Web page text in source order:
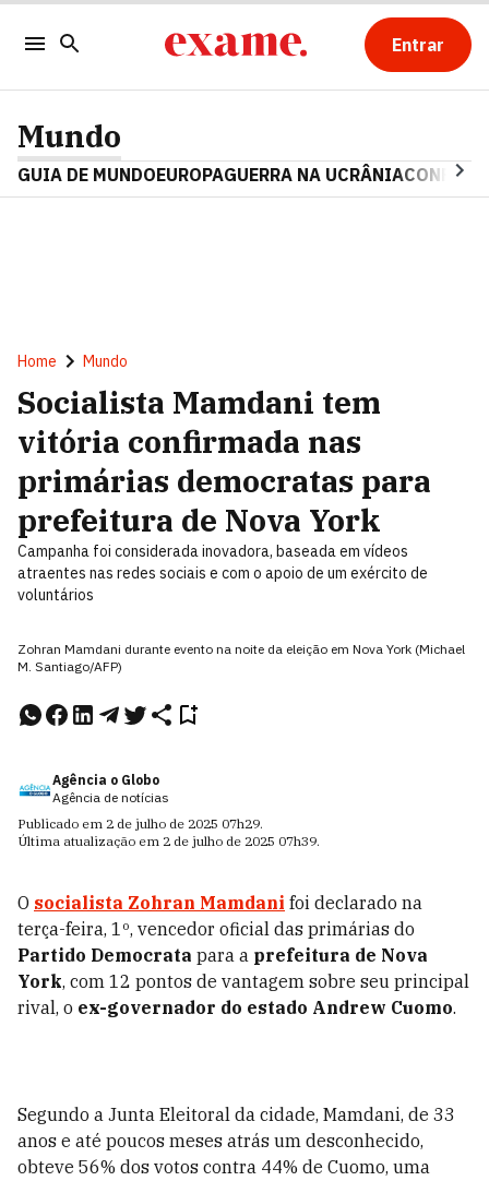
Entrar
Mundo
GUIA DE MUNDOEUROPAGUERRA NA UCRÂNIA
Home Mundo
Socialista Mamdani tem
vitória confirmada nas
primárias democratas para
prefeitura de Nova York
Campanha foi considerada inovadora, baseada em vídeos
atraentes nas redes sociais e com o apoio de um exército de
voluntários
Zohran Mamdani durante evento na noite da eleição em Nova York (Michael
M. Santiago/AFP)
Agência o Globo
Agência de notícias
Publicado em 2 de julho de 2025 07h29.
Última atualização em 2 de julho de 2025 07h39.
O socialista Zohran Mamdani foi declarado na
terça-feira, 1º, vencedor oficial das primárias do
Partido Democrata para a prefeitura de Nova
York, com 12 pontos de vantagem sobre seu principal
rival, o ex-governador do estado Andrew Cuomo.
Segundo a Junta Eleitoral da cidade, Mamdani, de 33
anos e até poucos meses atrás um desconhecido,
obteve 56% dos votos contra 44% de Cuomo, uma